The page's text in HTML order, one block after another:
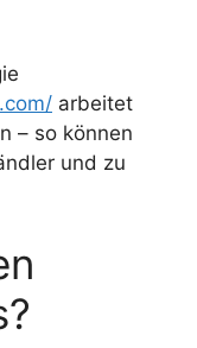
arbeitet
– so können
und zu